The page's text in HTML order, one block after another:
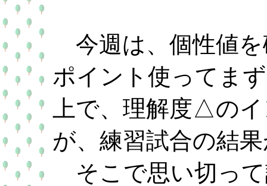
今週は、個性値
ポイント使ってま
上で、理解度△の
が、練習試合の結
そこで思い切っ